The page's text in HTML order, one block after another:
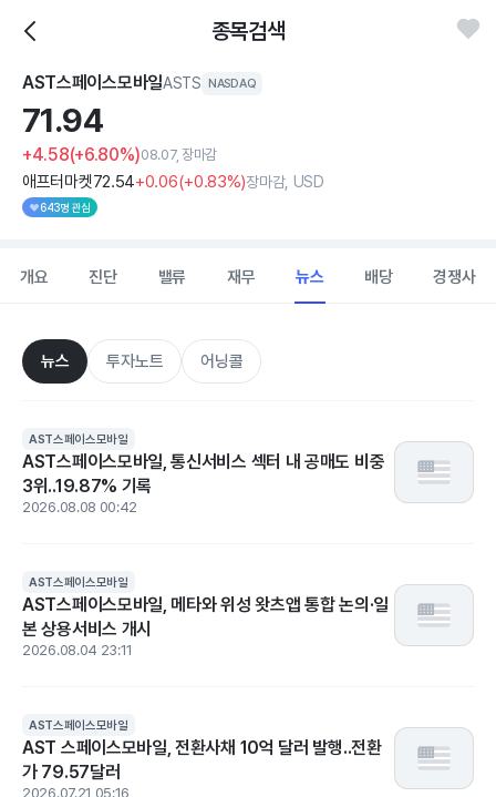
종목검색
AST스페이스모바일ASTS NASDAQ
71.94
+4.58(+6.80%)08.07, 장마감
애프터마켓72.54+0.06(+0.83%)장마감, USD
643명 관심
개요 진단 밸류 재무 뉴스 배당 경쟁사
뉴스 투자노트 어닝콜
AST스페이스모바일
AST스페이스모바일, 통신서비스 섹터 내 공매도 비중
3위..19.87% 기록
2026.08.08 00:42
AST스페이스모바일
AST스페이스모바일, 메타와 위성 왓츠앱 통합 논의·일
본 상용서비스 개시
2026.08.04 23:11
AST스페이스모바일
AST 스페이스모바일, 전환사채 10억 달러 발행..전환
가 79.57달러
2026.07.21 05:16